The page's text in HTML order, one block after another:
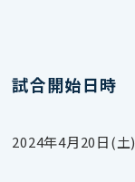
試合開始日時
2024年4月20日(土)